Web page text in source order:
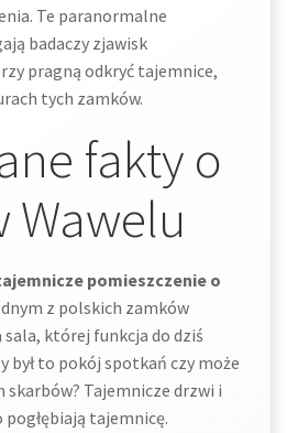
Te paranormalne
badaczy zjawisk
pragną odkryć tajemnice,
tych zamków.
fakty o
Wawelu
pomieszczenie o
z polskich zamków
której funkcja do dziś
był to pokój spotkań czy może
skarbów? Tajemnicze drzwi i
pogłębiają tajemnicę.